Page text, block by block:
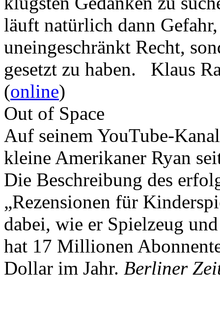
läuft natürlich dann
uneingeschränkt Recht,
gesetzt zu haben. Klaus
(online)
Out of Space
Auf seinem YouTube-
kleine Amerikaner Ryan
Die Beschreibung des
„Rezensionen für
dabei, wie er Spielzeug
hat 17 Millionen
Dollar im Jahr. Berliner